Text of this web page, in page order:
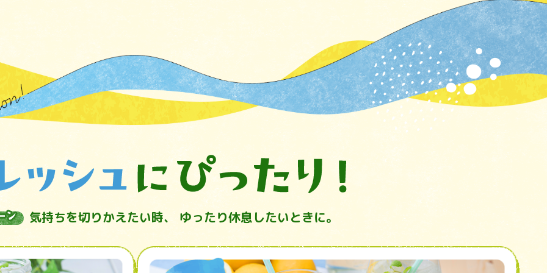
気持ちを切りかえたい時、 ゆったり休息したいときに。